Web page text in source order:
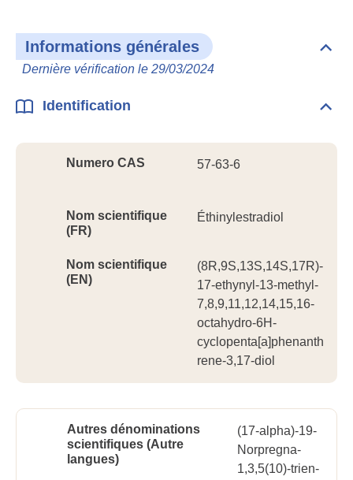
Informations générales
Dernière vérification le 29/03/2024
Identification
Numero CAS 57-63-6
Nom scientifique
(FR)
Éthinylestradiol
Nom scientifique
(EN)
(8R,9S,13S,14S,17R)-
17-ethynyl-13-methyl-
7,8,9,11,12,14,15,16-
octahydro-6H-
cyclopenta[a]phenanth
rene-3,17-diol
Autres dénominations
scientifiques (Autre
langues)
(17-alpha)-19-
Norpregna-
1,3,5(10)-trien-